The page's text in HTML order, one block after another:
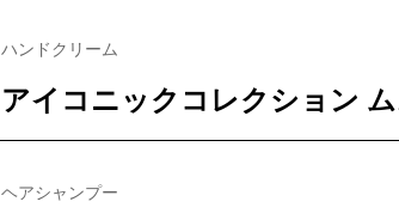
ハンドクリーム
アイコニックコレクション
ヘアシャンプー